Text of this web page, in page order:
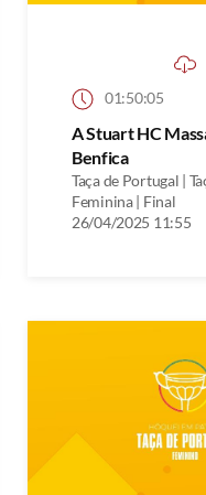
01:50:05
A Stuart HC
Benfica
Taça de Portugal |
Feminina | Final
26/04/2025 11:55